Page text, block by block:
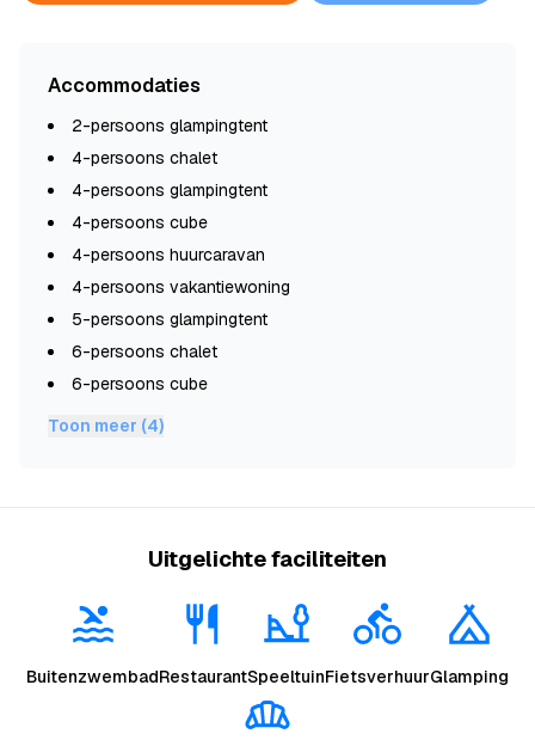
Accommodaties
2-persoons glampingtent
4-persoons chalet
4-persoons glampingtent
4-persoons cube
4-persoons huurcaravan
4-persoons vakantiewoning
5-persoons glampingtent
6-persoons chalet
6-persoons cube
Toon meer (4)
Uitgelichte faciliteiten
BuitenzwembadRestaurantSpeeltuinFietsverhuurGlamping